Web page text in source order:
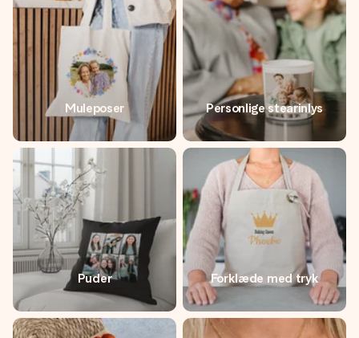
Muleposer Personlige stearinlys
Puder Forklæde med tryk